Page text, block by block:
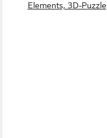
Elements, 3D-Puzzle